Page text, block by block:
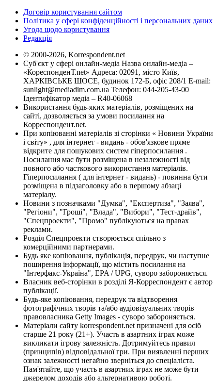
Договір користування сайтом
Політика у сфері конфіденційності і персональних даних
Угода щодо користування
Редакція
© 2000-2026, Korrespondent.net
Суб'єкт у сфері онлайн-медіа Назва онлайн-медіа –
«КореспонденТ.net» Адреса: 02091, місто Київ,
ХАРКІВСЬКЕ ШОСЕ, будинок 172-Б, офіс 208/1 E-mail:
sunlight@mediadim.com.ua Телефон: 044-205-43-00
Ідентифікатор медіа – R40-06068
Використання будь-яких матеріалів, розміщених на
сайті, дозволяється за умови посилання на
Корреспондент.net.
При копіюванні матеріалів зі сторінки « Новини України
і світу» , для інтернет - видань - обов'язкове пряме
відкрите для пошукових систем гіперпосилання .
Посилання має бути розміщена в незалежності від
повного або часткового використання матеріалів.
Гіперпосилання ( для інтернет - видань) - повинна бути
розміщена в підзаголовку або в першому абзаці
матеріалу.
Новини з позначками "Думка", "Експертиза", "Заява",
"Регіони", "Гроші", "Влада", "Вибори", "Тест-драйв",
"Спецпроекти", "Промо" публікуються на правах
реклами.
Розділ Спецпроекти створюється спільно з
комерційними партнерами.
Будь яке копіювання, публікація, передрук, чи наступне
поширення інформації, що містить посилання на
"Інтерфакс-Україна", EPA / UPG, суворо забороняється.
Власник веб-сторінки в розділі Я-Корреспондент є автор
публікації.
Будь-яке копіювання, передрук та відтворення
фотографічних творів та/або аудіовізуальних творів
правовласника Getty Images - суворо забороняється.
Матеріали сайту korrespondent.net призначені для осіб
старше 21 року (21+). Участь в азартних іграх може
викликати ігрову залежність. Дотримуйтесь правил
(принципів) відповідальної гри. При виявленні перших
ознак залежності негайно зверніться до спеціаліста.
Пам'ятайте, що участь в азартних іграх не може бути
джерелом доходів або альтернативою роботі.